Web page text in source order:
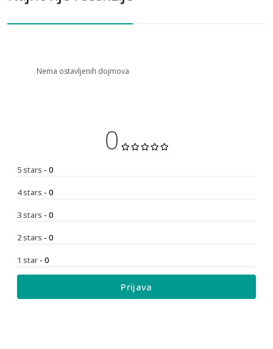
Nema ostavljenih dojmova
0
5 stars - 0
4 stars - 0
3 stars - 0
2 stars - 0
1 star - 0
Prijava